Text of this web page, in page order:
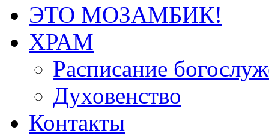
ЭТО МОЗАМБИК!
ХРАМ
Расписание
Духовенство
Контакты